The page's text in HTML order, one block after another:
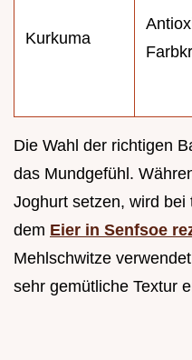
Kurkuma
Die Wahl der richtigen
das Mundgefühl.
Joghurt setzen, wird
dem Eier in Senfsoe
Mehlschwitze
sehr gemütliche Textur